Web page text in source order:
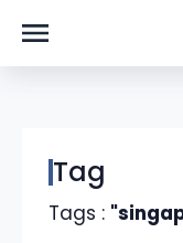
Tag
Tags :